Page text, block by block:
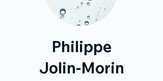
Philippe
Jolin-Morin